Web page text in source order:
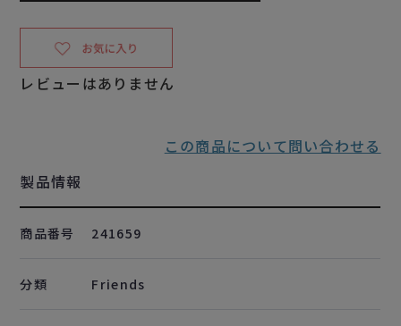
レビューはありません
この商品について問い合わせる
製品情報
商品番号 241659
分類 Friends